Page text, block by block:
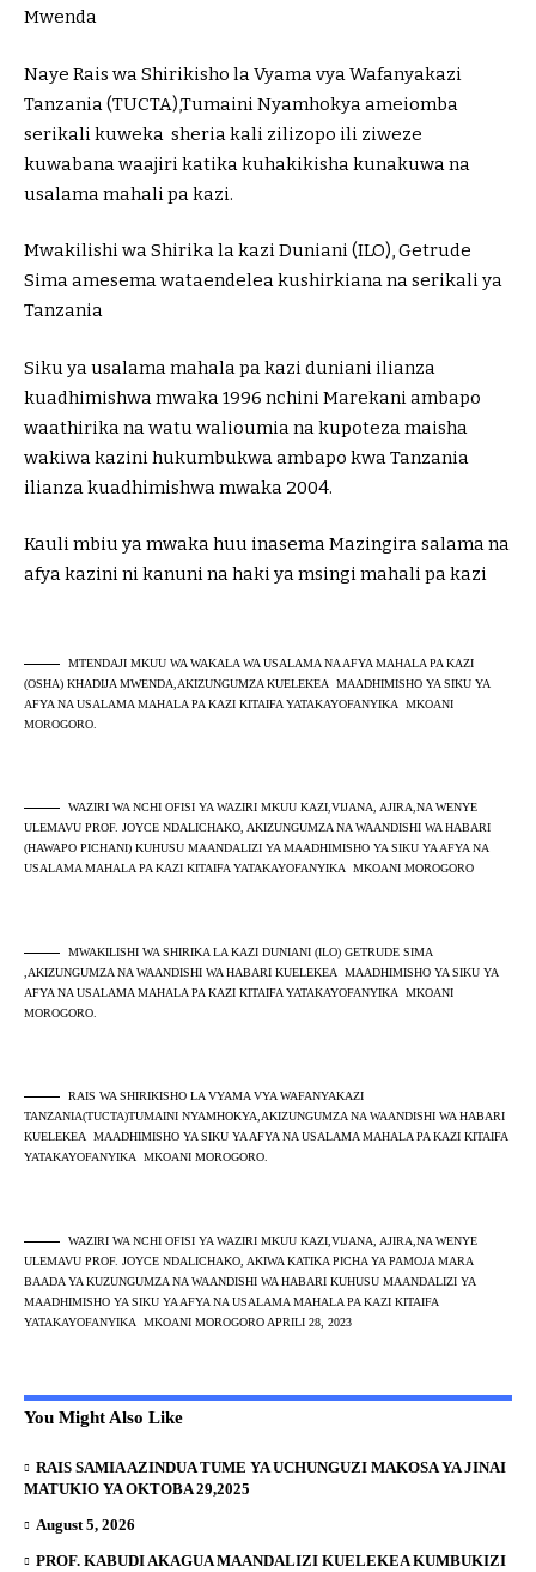
Mwenda
Naye Rais wa Shirikisho la Vyama vya Wafanyakazi
Tanzania (TUCTA),Tumaini Nyamhokya ameiomba
serikali kuweka sheria kali zilizopo ili ziweze
kuwabana waajiri katika kuhakikisha kunakuwa na
usalama mahali pa kazi.
Mwakilishi wa Shirika la kazi Duniani (ILO), Getrude
Sima amesema wataendelea kushirkiana na serikali ya
Tanzania
Siku ya usalama mahala pa kazi duniani ilianza
kuadhimishwa mwaka 1996 nchini Marekani ambapo
waathirika na watu walioumia na kupoteza maisha
wakiwa kazini hukumbukwa ambapo kwa Tanzania
ilianza kuadhimishwa mwaka 2004.
Kauli mbiu ya mwaka huu inasema Mazingira salama na
afya kazini ni kanuni na haki ya msingi mahali pa kazi
MTENDAJI MKUU WA WAKALA WA USALAMA NA AFYA MAHALA PA KAZI
(OSHA) KHADIJA MWENDA,AKIZUNGUMZA KUELEKEA MAADHIMISHO YA SIKU YA
AFYA NA USALAMA MAHALA PA KAZI KITAIFA YATAKAYOFANYIKA MKOANI
MOROGORO.
WAZIRI WA NCHI OFISI YA WAZIRI MKUU KAZI,VIJANA, AJIRA,NA WENYE
ULEMAVU PROF. JOYCE NDALICHAKO, AKIZUNGUMZA NA WAANDISHI WA HABARI
(HAWAPO PICHANI) KUHUSU MAANDALIZI YA MAADHIMISHO YA SIKU YA AFYA NA
USALAMA MAHALA PA KAZI KITAIFA YATAKAYOFANYIKA MKOANI MOROGORO
MWAKILISHI WA SHIRIKA LA KAZI DUNIANI (ILO) GETRUDE SIMA
,AKIZUNGUMZA NA WAANDISHI WA HABARI KUELEKEA MAADHIMISHO YA SIKU YA
AFYA NA USALAMA MAHALA PA KAZI KITAIFA YATAKAYOFANYIKA MKOANI
MOROGORO.
RAIS WA SHIRIKISHO LA VYAMA VYA WAFANYAKAZI
TANZANIA(TUCTA)TUMAINI NYAMHOKYA,AKIZUNGUMZA NA WAANDISHI WA HABARI
KUELEKEA MAADHIMISHO YA SIKU YA AFYA NA USALAMA MAHALA PA KAZI KITAIFA
YATAKAYOFANYIKA MKOANI MOROGORO.
WAZIRI WA NCHI OFISI YA WAZIRI MKUU KAZI,VIJANA, AJIRA,NA WENYE
ULEMAVU PROF. JOYCE NDALICHAKO, AKIWA KATIKA PICHA YA PAMOJA MARA
BAADA YA KUZUNGUMZA NA WAANDISHI WA HABARI KUHUSU MAANDALIZI YA
MAADHIMISHO YA SIKU YA AFYA NA USALAMA MAHALA PA KAZI KITAIFA
YATAKAYOFANYIKA MKOANI MOROGORO APRILI 28, 2023
You Might Also Like
RAIS SAMIA AZINDUA TUME YA UCHUNGUZI MAKOSA YA JINAI
MATUKIO YA OKTOBA 29,2025
August 5, 2026
PROF. KABUDI AKAGUA MAANDALIZI KUELEKEA KUMBUKIZI